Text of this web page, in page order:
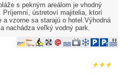
s pekným areálom je vhodný
Príjemní, ústretoví majitelia, ktorí
a vzorne sa starajú o hotel.Výhodná
nachádza veľký vodný park.